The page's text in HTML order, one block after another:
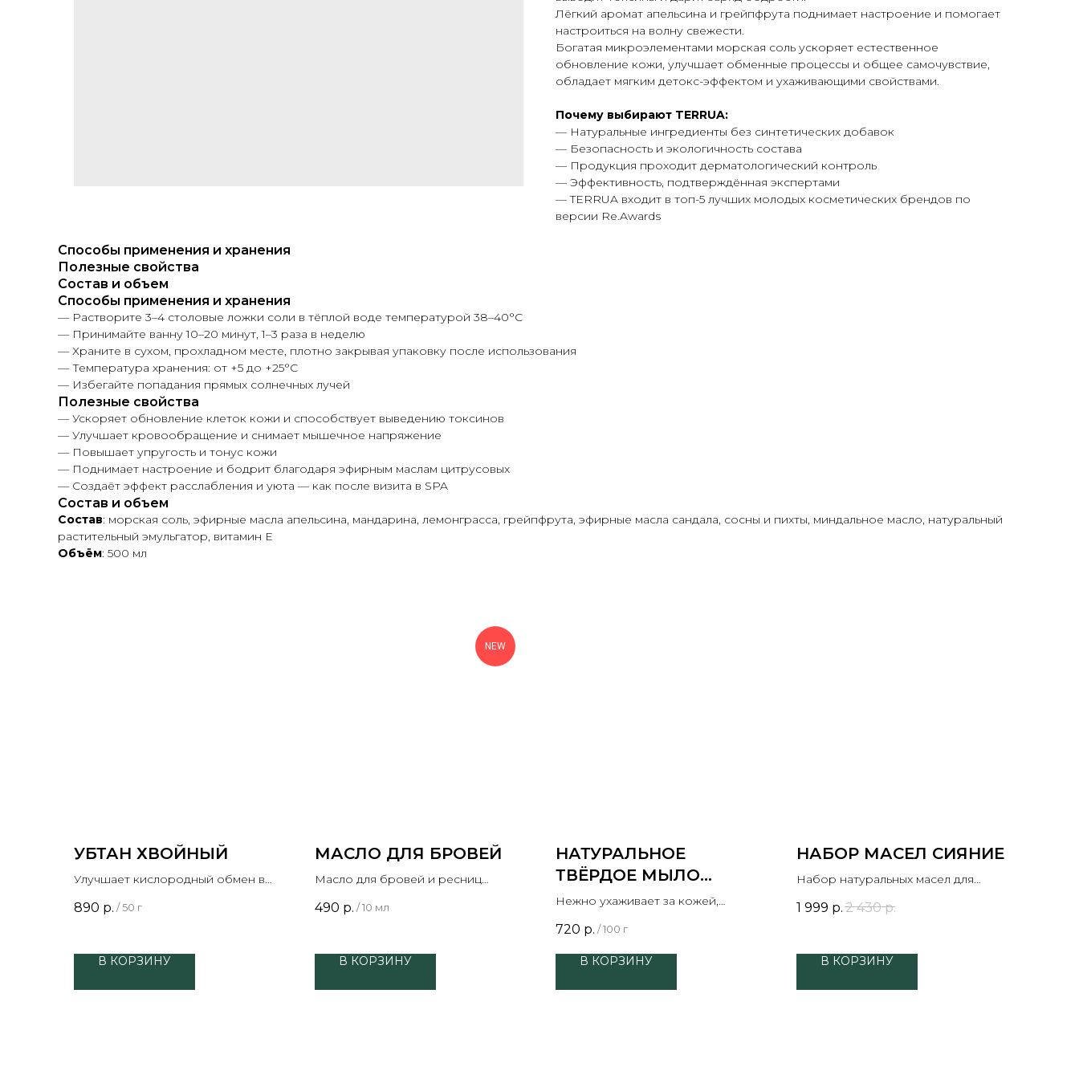
Лёгкий аромат апельсина и грейпфрута поднимает настроение и помогает
настроиться на волну свежести.
Богатая микроэлементами морская соль ускоряет естественное
обновление кожи, улучшает обменные процессы и общее самочувствие,
обладает мягким детокс-эффектом и ухаживающими свойствами.
Почему выбирают TERRUA:
— Натуральные ингредиенты без синтетических добавок
— Безопасность и экологичность состава
— Продукция проходит дерматологический контроль
— Эффективность, подтверждённая экспертами
— TERRUA входит в топ-5 лучших молодых косметических брендов по
версии Re.Awards
Способы применения и хранения
Полезные свойства
Состав и объем
Способы применения и хранения
— Растворите 3–4 столовые ложки соли в тёплой воде температурой 38–40°C
— Принимайте ванну 10–20 минут, 1–3 раза в неделю
— Храните в сухом, прохладном месте, плотно закрывая упаковку после использования
— Температура хранения: от +5 до +25°C
— Избегайте попадания прямых солнечных лучей
Полезные свойства
— Ускоряет обновление клеток кожи и способствует выведению токсинов
— Улучшает кровообращение и снимает мышечное напряжение
— Повышает упругость и тонус кожи
— Поднимает настроение и бодрит благодаря эфирным маслам цитрусовых
— Создаёт эффект расслабления и уюта — как после визита в SPA
Состав и объем
Состав: морская соль, эфирные масла апельсина, мандарина, лемонграсса, грейпфрута, эфирные масла сандала, сосны и пихты, миндальное масло, натуральный
растительный эмульгатор, витамин E
Объём: 500 мл
УБТАН ХВОЙНЫЙ
Улучшает кислородный обмен в
антиэйдж эффект
890 р. / 50 г
В КОРЗИНУ
NEW
МАСЛО ДЛЯ БРОВЕЙ
Масло для бровей и ресниц
490 р. / 10 мл
В КОРЗИНУ
НАТУРАЛЬНОЕ
ТВЁРДОЕ МЫЛО
ЛАВАНДА И БЕЛАЯ
ГЛИНА
Нежно ухаживает за кожей,
кожу более гладкой.
720 р. / 100 г
В КОРЗИНУ
НАБОР МАСЕЛ СИЯНИЕ
Набор натуральных масел для
питание, защита
1 999 р. 2 430 р.
В КОРЗИНУ